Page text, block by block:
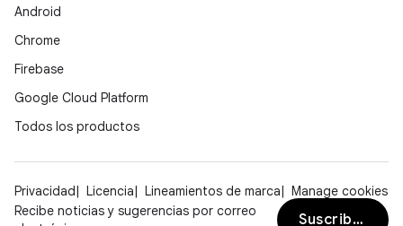
Android
Chrome
Firebase
Google Cloud Platform
Todos los productos
Privacidad Licencia Lineamientos de marca
Manage cookies
Recibe noticias y sugerencias por correo
Suscribirse